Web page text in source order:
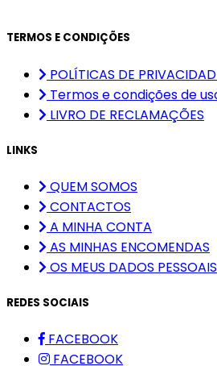
TERMOS E CONDIÇÕES
POLÍTICAS DE
Termos e condições de
LIVRO DE RECLAMAÇÕES
LINKS
QUEM SOMOS
CONTACTOS
A MINHA CONTA
AS MINHAS ENCOMENDAS
OS MEUS DADOS PESSOAIS
REDES SOCIAIS
FACEBOOK
FACEBOOK